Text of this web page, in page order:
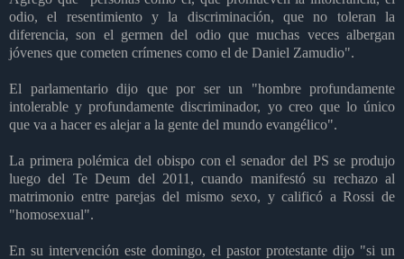
odio, el resentimiento y la discriminación, que no toleran la
diferencia, son el germen del odio que muchas veces albergan
jóvenes que cometen crímenes como el de Daniel Zamudio".
El parlamentario dijo que por ser un "hombre profundamente
intolerable y profundamente discriminador, yo creo que lo único
que va a hacer es alejar a la gente del mundo evangélico".
La primera polémica del obispo con el senador del PS se produjo
luego del Te Deum del 2011, cuando manifestó su rechazo al
matrimonio entre parejas del mismo sexo, y calificó a Rossi de
"homosexual".
En su intervención este domingo, el pastor protestante dijo "si un